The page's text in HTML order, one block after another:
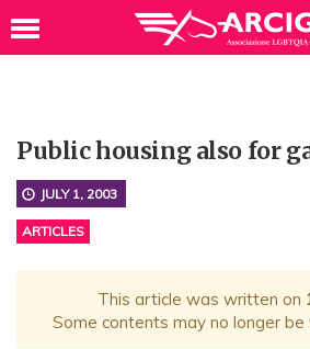
Public housing also for
JULY 1, 2003
ARTICLES
This article was written on
Some contents may no longer be